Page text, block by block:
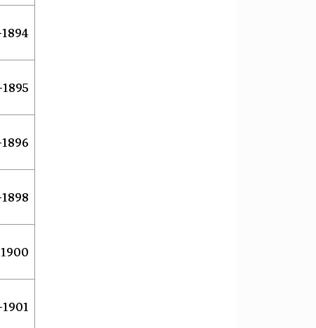
1894–1895
1895–1896
1896–1898
1898–1900
1900–1901
1901–1902